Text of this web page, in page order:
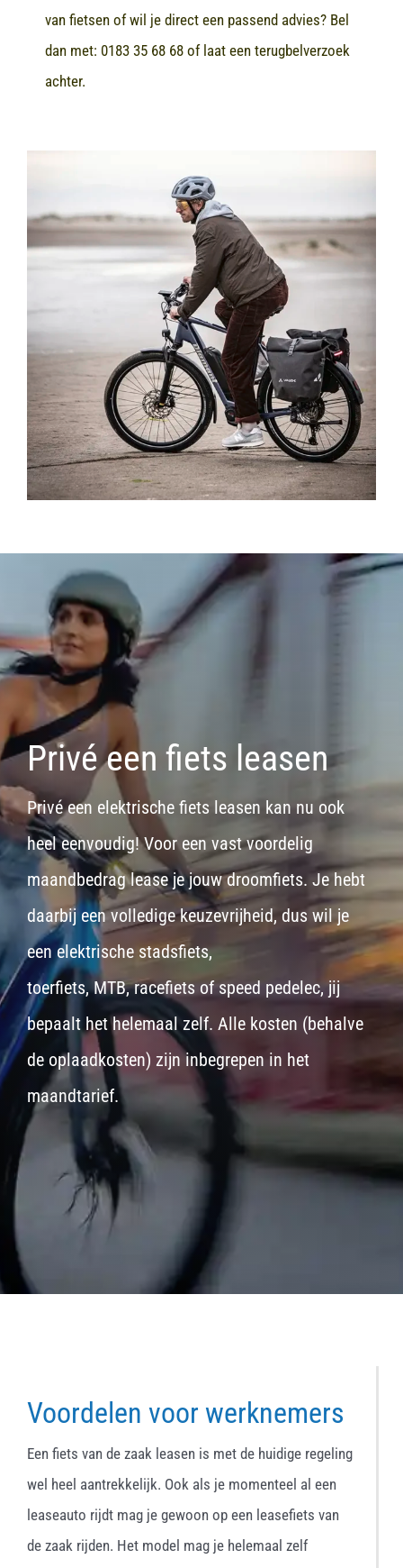
van fietsen of wil je direct een passend advies? Bel
dan met: 0183 35 68 68of laat een terugbelverzoek
achter.
Privé een fiets leasen
Privé een elektrische fiets leasen kan nu ook
heel eenvoudig! Voor een vast voordelig
maandbedrag lease je jouw droomfiets. Je hebt
daarbij een volledige keuzevrijheid, dus wil je
eenelektrische stadsfiets,
toerfiets,MTB,racefietsof speed pedelec, jij
bepaalt het helemaal zelf. Alle kosten (behalve
de oplaadkosten) zijn inbegrepen in het
maandtarief.
Voordelen voor werknemers
Een fiets van de zaak leasen is met de huidige regeling
wel heel aantrekkelijk. Ook als je momenteel al een
leaseauto rijdt mag je gewoon op een leasefiets van
de zaak rijden. Het model mag je helemaal zelf